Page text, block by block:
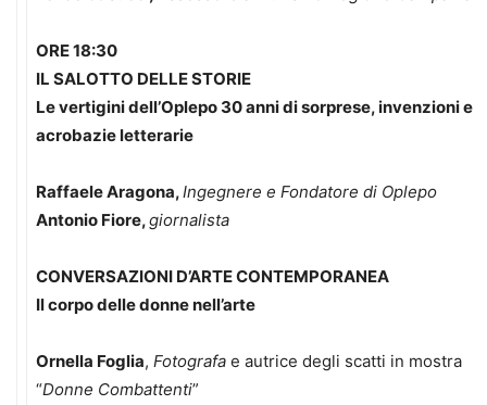
ORE 18:30
IL SALOTTO DELLE STORIE
Le vertigini dell’Oplepo 30 anni di sorprese, invenzioni e
acrobazie letterarie
Raffaele Aragona,Ingegnere e Fondatore di Oplepo
Antonio Fiore,giornalista
CONVERSAZIONI D’ARTE CONTEMPORANEA
Il corpo delle donne nell’arte
Ornella Foglia, Fotografa e autrice degli scatti in mostra
“Donne Combattenti”